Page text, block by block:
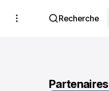
Recherche
Partenaires